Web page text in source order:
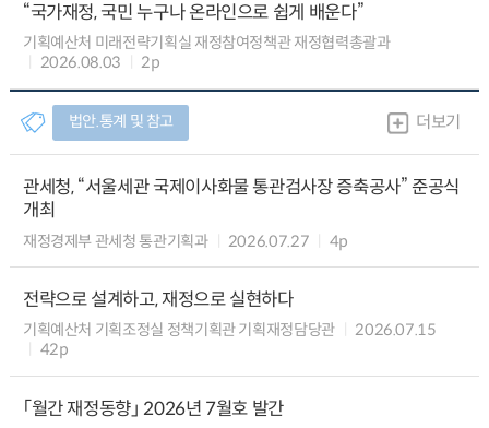
“국가재정, 국민 누구나 온라인으로 쉽게 배운다”
기획예산처 미래전략기획실 재정참여정책관 재정협력총괄과
2026.08.03
2p
법안.통계 및 참고 더보기
관세청, “서울세관 국제이사화물 통관검사장 증축공사” 준공식
개최
재정경제부 관세청 통관기획과 2026.07.27 4p
전략으로 설계하고, 재정으로 실현하다
기획예산처 기획조정실 정책기획관 기획재정담당관
2026.07.15
42p
「월간 재정동향」 2026년 7월호 발간